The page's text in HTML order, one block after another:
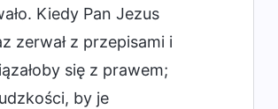
Kiedy Pan Jezus
zerwał z przepisami i
się z prawem;
by je